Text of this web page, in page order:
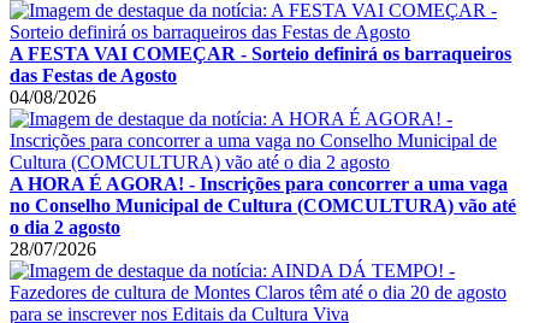
A FESTA VAI COMEÇAR - Sorteio definirá os barraqueiros
das Festas de Agosto
04/08/2026
A HORA É AGORA! - Inscrições para concorrer a uma vaga
no Conselho Municipal de Cultura (COMCULTURA) vão até
o dia 2 agosto
28/07/2026